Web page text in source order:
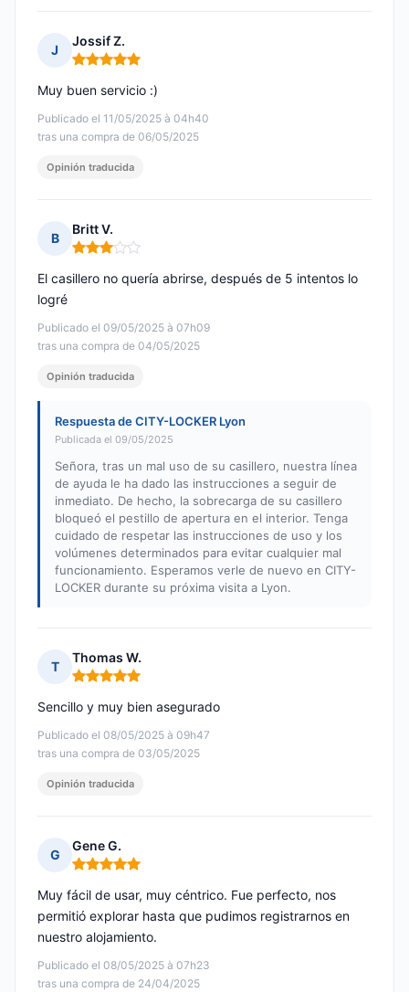
J
Jossif Z.
Nota: 5 de 5
Publicado el 11/05/2025 à 04h40
tras una compra de 06/05/2025
Muy buen servicio :)
Opinión traducida
B
Britt V.
Nota: 3 de 5
Publicado el 09/05/2025 à 07h09
tras una compra de 04/05/2025
El casillero no quería abrirse, después de 5 intentos lo
logré
Opinión traducida
Respuesta de CITY-LOCKER Lyon
Publicada el 09/05/2025
Señora, tras un mal uso de su casillero, nuestra línea
de ayuda le ha dado las instrucciones a seguir de
inmediato. De hecho, la sobrecarga de su casillero
bloqueó el pestillo de apertura en el interior. Tenga
cuidado de respetar las instrucciones de uso y los
volúmenes determinados para evitar cualquier mal
funcionamiento. Esperamos verle de nuevo en CITY-
LOCKER durante su próxima visita a Lyon.
T
Thomas W.
Nota: 5 de 5
Publicado el 08/05/2025 à 09h47
tras una compra de 03/05/2025
Sencillo y muy bien asegurado
Opinión traducida
G
Gene G.
Nota: 5 de 5
Publicado el 08/05/2025 à 07h23
tras una compra de 24/04/2025
Muy fácil de usar, muy céntrico. Fue perfecto, nos
permitió explorar hasta que pudimos registrarnos en
nuestro alojamiento.